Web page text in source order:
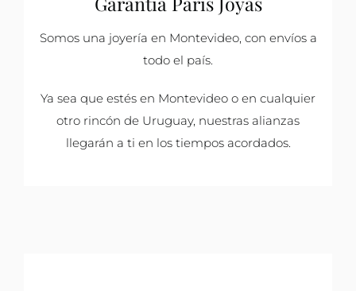
Somos una joyería en Montevideo, con envíos a
todo el país.
Ya sea que estés en Montevideo o en cualquier
otro rincón de Uruguay, nuestras alianzas
llegarán a ti en los tiempos acordados.